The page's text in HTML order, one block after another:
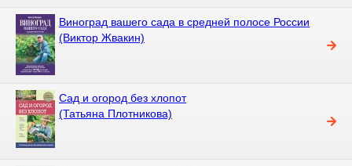
Виноград вашего сада в средней полосе России
(Виктор Жвакин)
Сад и огород без хлопот
(Татьяна Плотникова)